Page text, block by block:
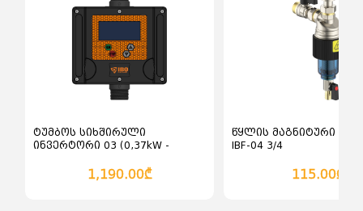
ცირკული ხერხი
სხვადასხვა ელექტრო ინსტრუმენტები
ძაბვის ჩამრთველები და
ღილაკები ინდუსტრიული
ჩამრთველ გამომრთველები
ძაბვის მცველები
დროსელი ელექტრონული
როზეტი (შტეფცელი)
როზეტები და ჩამრთველები
ინდუსტრიული
დროსელი ელექტრო
ტუმბოს სიხშირული
ინვერტორი 03 (0,37kW -
1,190.00₾
წყლის მაგნიტური
IBF-04 3/4
115.00₾